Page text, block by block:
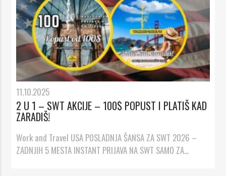
11.10.2025
2 U 1 – SWT AKCIJE – 100$ POPUST I PLATIŠ KAD
ZARADIŠ!
Work and Travel USA POSLADNJA ŠANSA ZA SWT 2026 –
ZADNJIH 5 MESTA INSTANT PRIJAVA NA SWT SAMO ZA...